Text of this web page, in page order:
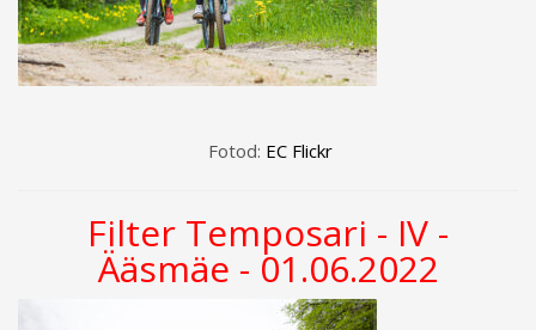
Fotod: EC Flickr
Filter Temposari - IV -
Ääsmäe - 01.06.2022